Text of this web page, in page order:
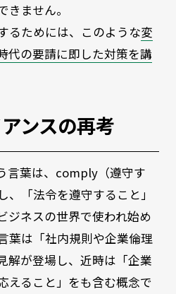
ません。
るためには、このような変
代の要請に即した対策を講
ンスの再考
言葉は、comply（遵守す
、「法令を遵守すること」
ジネスの世界で使われ始め
葉は「社内規則や企業倫理
解が登場し、近時は「企業
えること」をも含む概念で